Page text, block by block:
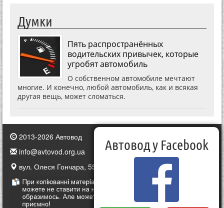
Думки
Пять распространённых
водительских привычек, которые
угробят автомобиль
О собственном автомобиле мечтают
многие. И конечно, любой автомобиль, как и всякая
другая вещь, может сломаться.
2013-2026 Автовод
info@avtovod.org.ua
вул. Олеся Гончара, 55, Київ, Україна
Автовод у Facebook